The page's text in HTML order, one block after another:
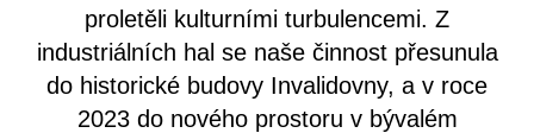
proletěli kulturními turbulencemi. Z
industriálních hal se naše činnost přesunula
do historické budovy Invalidovny, a v roce
2023 do nového prostoru v bývalém